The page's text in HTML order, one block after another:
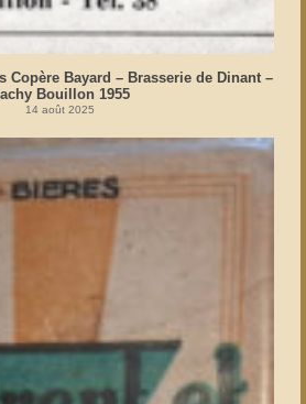
Copère Bayard – Brasserie de Dinant –
Bouillon 1955
14 août 2025